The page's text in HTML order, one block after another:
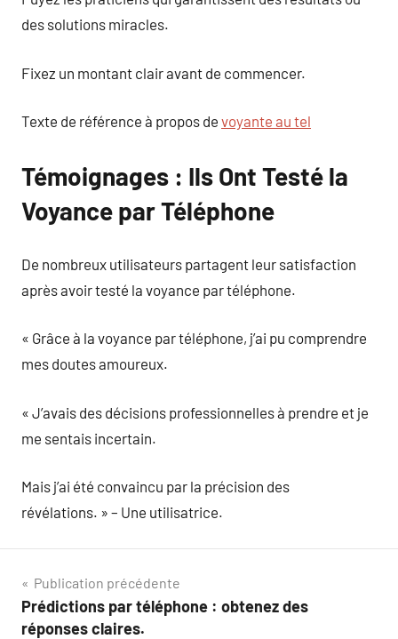
des solutions miracles.
Fixez un montant clair avant de commencer.
Texte de référence à propos de voyante au tel
Témoignages : Ils Ont Testé la
Voyance par Téléphone
De nombreux utilisateurs partagent leur satisfaction
après avoir testé la voyance par téléphone.
« Grâce à la voyance par téléphone, j’ai pu comprendre
mes doutes amoureux.
« J’avais des décisions professionnelles à prendre et je
me sentais incertain.
Mais j’ai été convaincu par la précision des
révélations. » – Une utilisatrice.
Navigation
de
Publication précédente
Prédictions par téléphone : obtenez des
réponses claires.